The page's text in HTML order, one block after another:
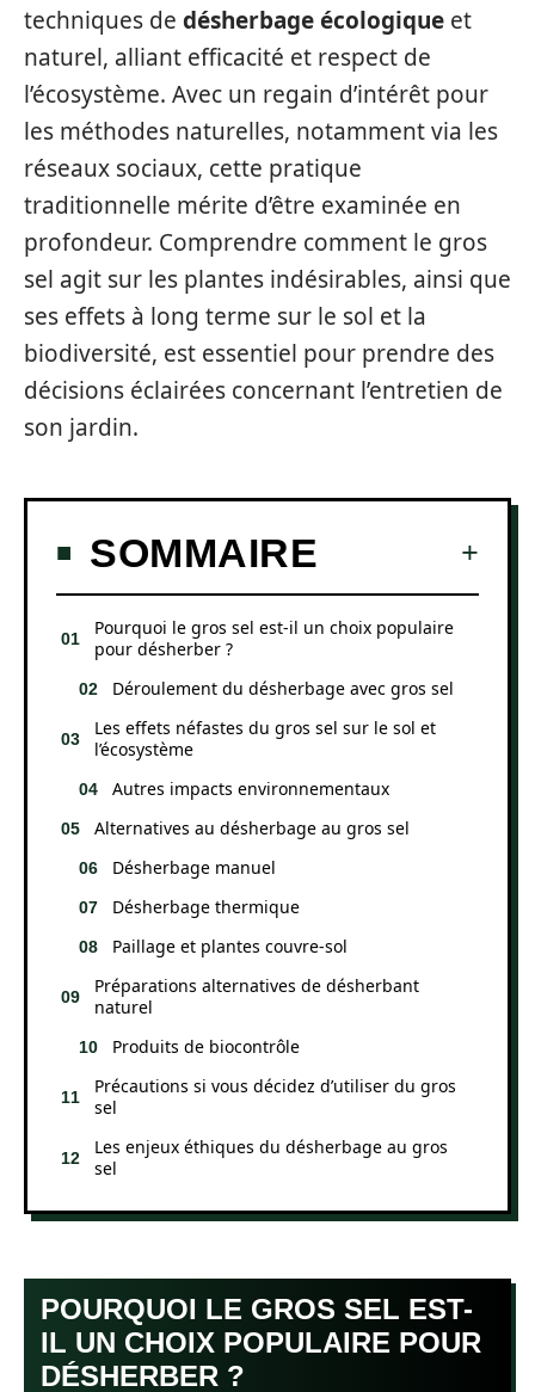
techniques de désherbage écologique et
naturel, alliant efficacité et respect de
l’écosystème. Avec un regain d’intérêt pour
les méthodes naturelles, notamment via les
réseaux sociaux, cette pratique
traditionnelle mérite d’être examinée en
profondeur. Comprendre comment le gros
sel agit sur les plantes indésirables, ainsi que
ses effets à long terme sur le sol et la
biodiversité, est essentiel pour prendre des
décisions éclairées concernant l’entretien de
son jardin.
SOMMAIRE
Pourquoi le gros sel est-il un choix populaire
pour désherber ?
Déroulement du désherbage avec gros sel
Les effets néfastes du gros sel sur le sol et
l’écosystème
Autres impacts environnementaux
Alternatives au désherbage au gros sel
Désherbage manuel
Désherbage thermique
Paillage et plantes couvre-sol
Préparations alternatives de désherbant
naturel
Produits de biocontrôle
Précautions si vous décidez d’utiliser du gros
sel
Les enjeux éthiques du désherbage au gros
sel
POURQUOI LE GROS SEL EST-
IL UN CHOIX POPULAIRE POUR
DÉSHERBER ?